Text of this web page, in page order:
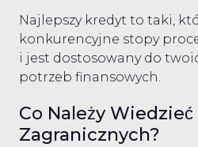
Najlepszy kredyt to taki,
konkurencyjne stopy
i jest dostosowany do
potrzeb finansowych.
Co Należy
Zagranicznych?